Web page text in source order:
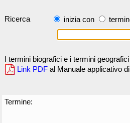
Ricerca inizia con
I termini biografici e i termini
Link PDF al Manuale applicativo
Termine: